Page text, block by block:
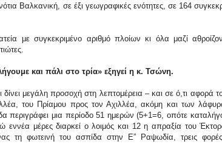
Βαλκανική, σε έξι γεωγραφικές ενότητες, σε 164
με συγκεκριμένο αριθμό πλοίων κι όλα μαζί
και πάλι στο τρία» εξηγεί η κ. Τσώνη.
μεγάλη προσοχή στη λεπτομέρεια – και σε ό,τι αφορά
του Πρίαμου προς τον Αχιλλέα, ακόμη και των
περιγράφει μια περίοδο 51 ημερών (5+1=6, οπότε
εννέα μέρες διαρκεί ο λοιμός και 12 η απραξία του
τη φωτεινή του ασπίδα στην Ε” Ραψωδία, τρεις